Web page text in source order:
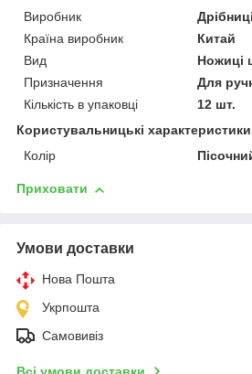
Виробник
Країна виробник
Китай
Вид
Ножиці
Призначення
Для
Кількість в упаковці
12 шт.
Користувальницькі характеристики
Колір
Приховати
Умови доставки
Нова Пошта
Укрпошта
Самовивіз